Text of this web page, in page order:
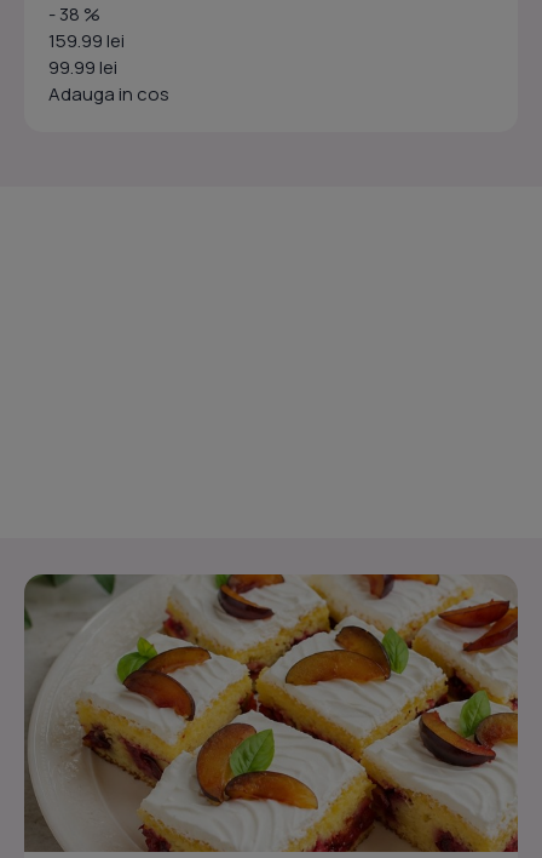
- 38 %
159.99 lei
99.99 lei
Adauga in cos